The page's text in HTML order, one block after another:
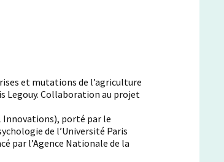
et mutations de l’agriculture
Legouy. Collaboration au projet
Innovations), porté par le
de l’Université Paris
par l’Agence Nationale de la